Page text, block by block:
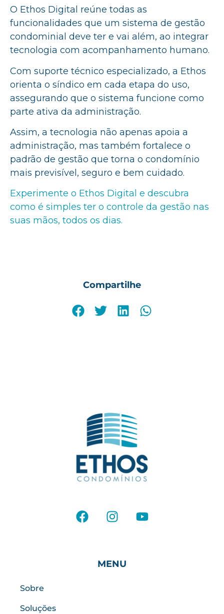
O Ethos Digital reúne todas as
funcionalidades que um sistema de gestão
condominial deve ter e vai além, ao integrar
tecnologia com acompanhamento humano.
Com suporte técnico especializado, a Ethos
orienta o síndico em cada etapa do uso,
assegurando que o sistema funcione como
parte ativa da administração.
Assim, a tecnologia não apenas apoia a
administração, mas também fortalece o
padrão de gestão que torna o condomínio
mais previsível, seguro e bem cuidado.
Experimente o Ethos Digital e descubra
como é simples ter o controle da gestão nas
suas mãos, todos os dias.
Compartilhe
MENU
Sobre
Soluções